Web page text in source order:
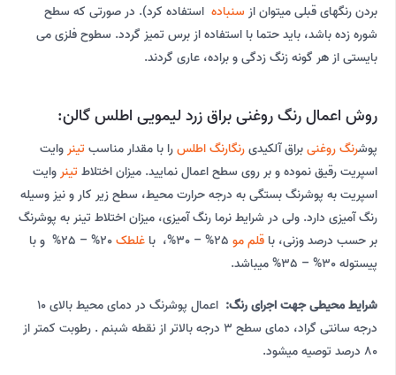
بردن رنگهای قبلی میتوان از سنباده استفاده کرد). در صورتی که سطح
شوره زده باشد، باید حتما با استفاده از برس تمیز گردد. سطوح فلزی می
بایستی از هر گونه زنگ زدگی و براده، عاری گردند.
روش اعمال رنگ روغنی براق زرد لیمویی اطلس گالن:
پوشرنگ روغنیبراق آلکیدیرنگارنگ اطلسرا با مقدار مناسب تینر وایت
اسپریت رقیق نموده و بر روی سطح اعمال نمایید. میزان اختلاط تینر وایت
اسپریت به پوشرنگ بستگی به درجه حرارت محیط، سطح زیر کار و نیز وسیله
رنگ آمیزی دارد. ولی در شرایط نرما رنگ آمیزی، میزان اختلاط تینر به پوشرنگ
بر حسب درصد وزنی، با قلم مو غلطک
20% – 25% و با
پیستوله 30% – 35% میباشد.
شرایط محیطی جهت اجرای رنگ:
اعمال پوشرنگ در دمای محیط بالای 10
درجه سانتی گراد، دمای سطح 3 درجه بالاتر از نقطه شبنم . رطوبت کمتر از
80 درصد توصیه میشود.